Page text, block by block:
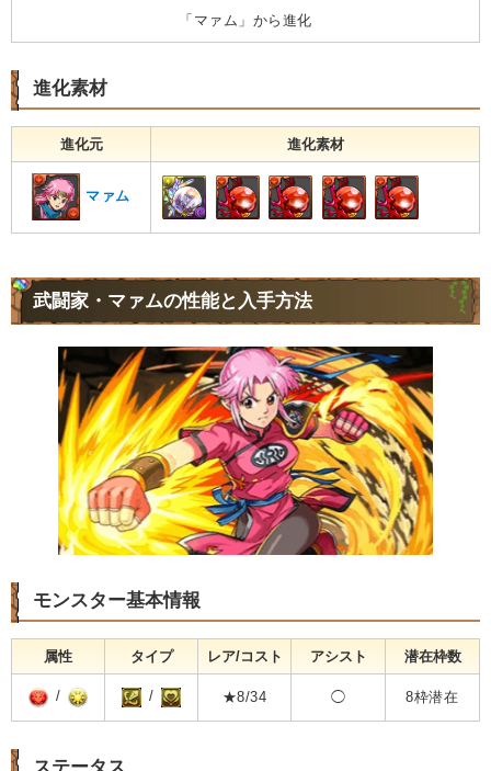
「マァム」から進化
進化素材
進化元 進化素材
マァム
武闘家・マァムの性能と入手方法
モンスター基本情報
属性 タイプ レア/コスト アシスト 潜在枠数
/ / ★8/34 ◯ 8枠潜在